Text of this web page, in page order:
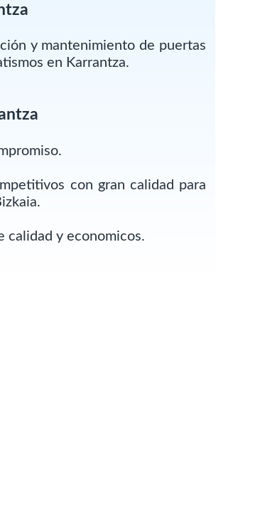
y mantenimiento de puertas
en Karrantza.
con gran calidad para
calidad y economicos.